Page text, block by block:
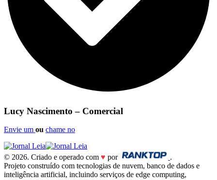
Lucy Nascimento – Comercial
Envie um ou chame no
© 2026. Criado e operado com ♥ por
.
Projeto construído com tecnologias de nuvem, banco de dados e
inteligência artificial, incluindo serviços de edge computing,